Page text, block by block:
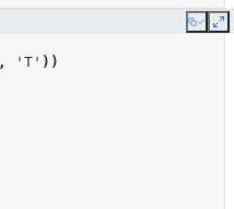
Copy
, 'T' ))